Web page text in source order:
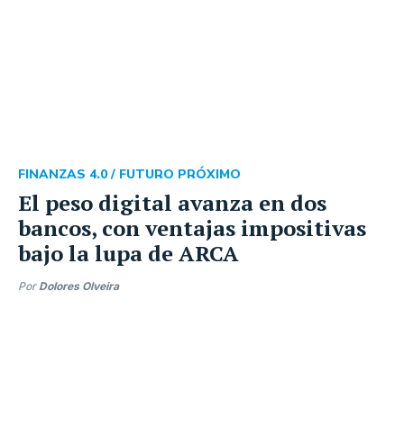
El peso digital avanza en dos
bancos, con ventajas impositivas
bajo la lupa de ARCA
FINANZAS 4.0 / FUTURO PRÓXIMO
Por Dolores Olveira